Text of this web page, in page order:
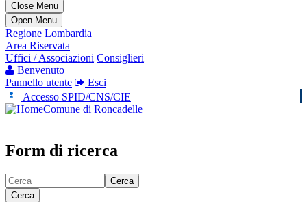
Close Menu
Open Menu
Regione Lombardia
Area Riservata
Uffici / Associazioni Consiglieri
Benvenuto
Pannello utente
Esci
Accesso SPID/CNS/CIE
Comune di Roncadelle
Form di ricerca
Cerca
Cerca